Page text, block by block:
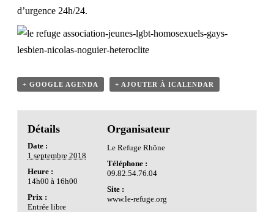
d’urgence 24h/24.
+ GOOGLE AGENDA + AJOUTER À ICALENDAR
Détails
Date :
1 septembre 2018
Heure :
14h00 à 16h00
Prix :
Entrée libre
Organisateur
Le Refuge Rhône
Téléphone :
09.82.54.76.04
Site :
www.le-refuge.org